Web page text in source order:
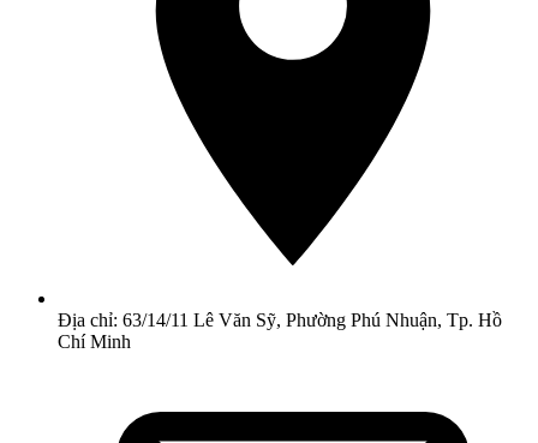
Địa chỉ: 63/14/11 Lê Văn Sỹ, Phường Phú Nhuận, Tp. Hồ
Chí Minh